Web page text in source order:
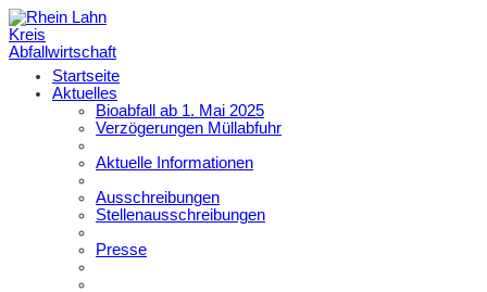
Startseite
Aktuelles
Bioabfall ab 1. Mai 2025
Verzögerungen Müllabfuhr
Aktuelle Informationen
Ausschreibungen
Stellenausschreibungen
Presse